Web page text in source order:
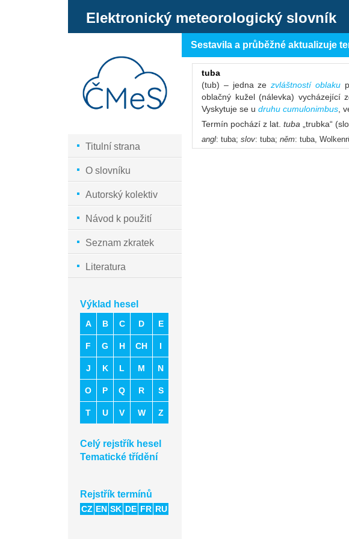
Elektronický meteorologický slovník
Titulní strana
O slovníku
Autorský kolektiv
Návod k použití
Seznam zkratek
Literatura
Výklad hesel
A B C D E
F G H CH I
J K L M N
O P Q R S
T U V W Z
Celý rejstřík hesel
Tematické třídění
Rejstřík termínů
CZ EN SK DE FR RU
Sestavila a průběžné aktualizuje
tuba
(tub) – jedna ze zvláštností oblaku
oblačný kužel (nálevka) vycházející
Vyskytuje se u druhu cumulonimbus ,
Termín pochází z lat. tuba „trubka“
angl: tuba; slov: tuba; něm: tuba,